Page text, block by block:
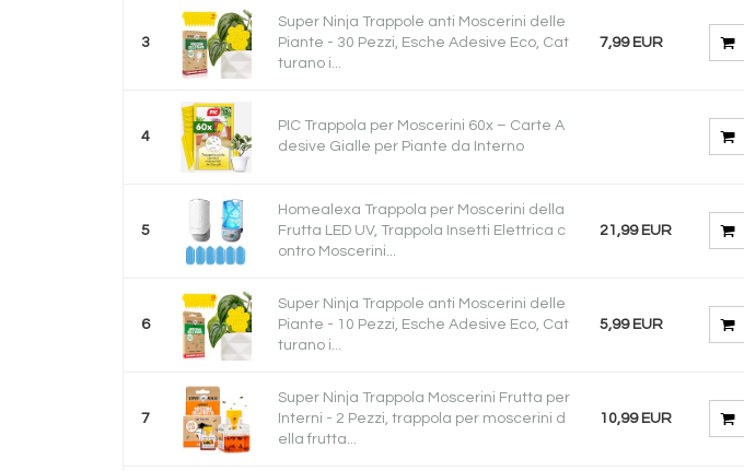
3
Super Ninja Trappole anti Moscerini delle
Piante - 30 Pezzi, Esche Adesive Eco, Cat
turano i...
7,99 EUR
4
PIC Trappola per Moscerini 60x – Carte A
desive Gialle per Piante da Interno
5
Homealexa Trappola per Moscerini della
Frutta LED UV, Trappola Insetti Elettrica c
ontro Moscerini...
21,99 EUR
6
Super Ninja Trappole anti Moscerini delle
Piante - 10 Pezzi, Esche Adesive Eco, Cat
turano i...
5,99 EUR
7
Super Ninja Trappola Moscerini Frutta per
Interni - 2 Pezzi, trappola per moscerini d
ella frutta...
10,99 EUR